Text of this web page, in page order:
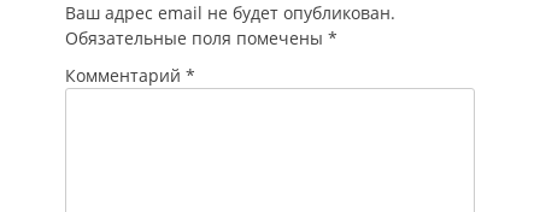
Ваш адрес email не будет опубликован.
Обязательные поля помечены *
Комментарий *